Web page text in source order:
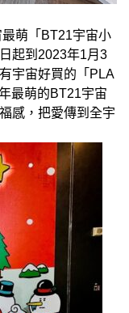
萌「BT21宇宙小
起到2023年1月3
宇宙好買的「PLA
最萌的BT21宇宙
感，把愛傳到全宇